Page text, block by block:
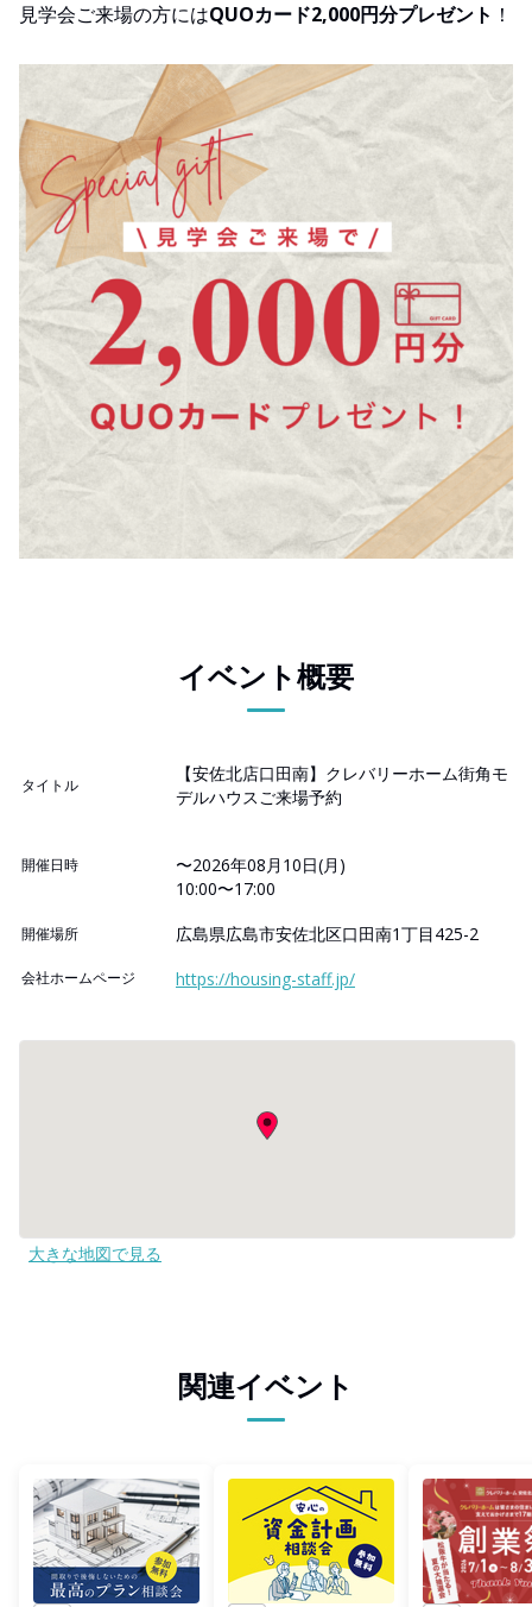
見学会ご来場の方にはQUOカード2,000円分プレゼント ！
イベント概要
タイトル
【安佐北店口田南】クレバリーホーム街角モ
デルハウスご来場予約
開催日時
〜2026年08月10日(月)
10:00〜17:00
開催場所 広島県広島市安佐北区口田南1丁目425-2
会社ホームページ https://housing-staff.jp/
大きな地図で見る
関連イベント